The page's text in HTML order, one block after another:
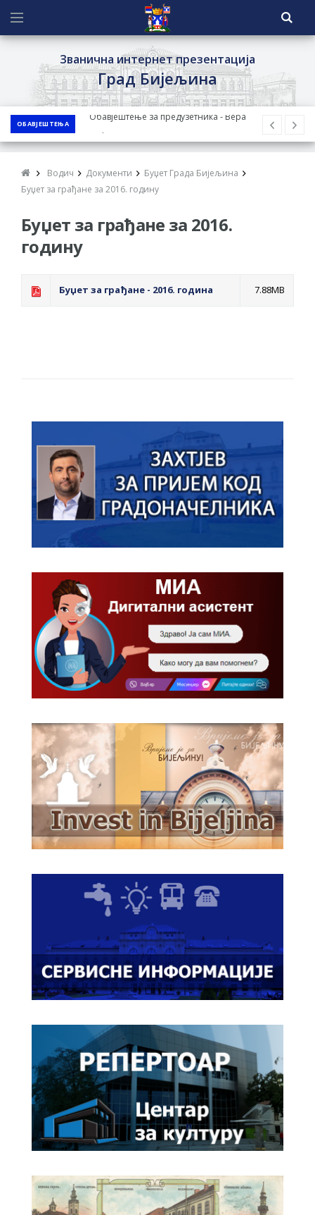
Званична интернет презентација
Град Бијељина
ОБАВЈЕШТЕЊА
ЈАВНИ ПОЗИВ ЗА ПРИЈАВУ
НЕПРОПИСНОГ ОДЛАГАЊА ОТПАДА УЗ
ЈАВНИ КОНКУРС ЗА ДОДЈЕЛУ
СУФИНАНСИРАЊЕ КУПОВИНЕ СЕОСКЕ
СОЦИЈАЛНЕ ПОТРЕБЕ
Oд 27. јула пријем захтјева за новчану
помоћ за набавку школског прибора
основцима
Обрасци захтјева за регресирано
Захтјев за издавање ПОНОСНЕ КАРТИЦЕ
Обавјештење о забрани саобраћаја 6. и
7. августа
Обавјештење за предузетника - Вера
Ујић
Водич Документи
Буџет Града Бијељина
Буџет за грађане за 2016. годину
Буџет за грађане за 2016.
годину
Буџет за грађане - 2016. година 7.88MB